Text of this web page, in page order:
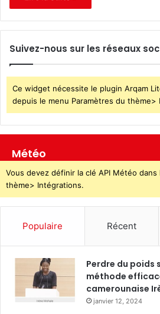
Suivez-nous sur les réseaux
Ce widget nécessite le plugin Arqam
depuis le menu Paramètres du thème>
Météo
Vous devez définir la clé API Météo
thème> Intégrations.
Populaire Récent
Perdre du poids
méthode
camerounaise
janvier 12, 2024